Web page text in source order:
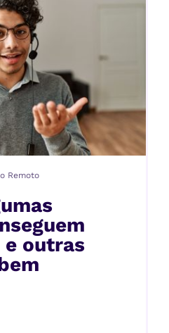
Remoto
outras